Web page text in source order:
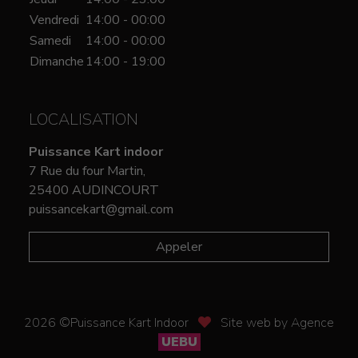
Vendredi 14:00 - 00:00
Samedi
14:00 - 00:00
Dimanche 14:00 - 19:00
LOCALISATION
Puissance Kart indoor
7 Rue du four Martin,
25400 AUDINCOURT
puissancekart@gmail.com
Appeler
2026 ©Puissance Kart Indoor
Site web by Agence
UEBU